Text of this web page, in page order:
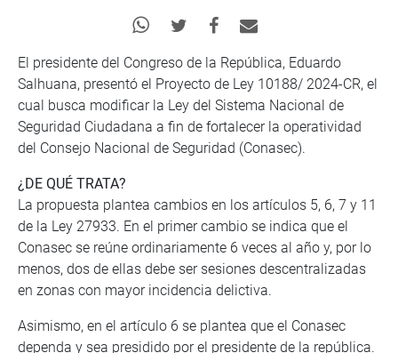
El presidente del Congreso de la República, Eduardo
Salhuana, presentó el Proyecto de Ley 10188/ 2024-CR, el
cual busca modificar la Ley del Sistema Nacional de
Seguridad Ciudadana a fin de fortalecer la operatividad
del Consejo Nacional de Seguridad (Conasec).
¿DE QUÉ TRATA?
La propuesta plantea cambios en los artículos 5, 6, 7 y 11
de la Ley 27933. En el primer cambio se indica que el
Conasec se reúne ordinariamente 6 veces al año y, por lo
menos, dos de ellas debe ser sesiones descentralizadas
en zonas con mayor incidencia delictiva.
Asimismo, en el artículo 6 se plantea que el Conasec
dependa y sea presidido por el presidente de la república.